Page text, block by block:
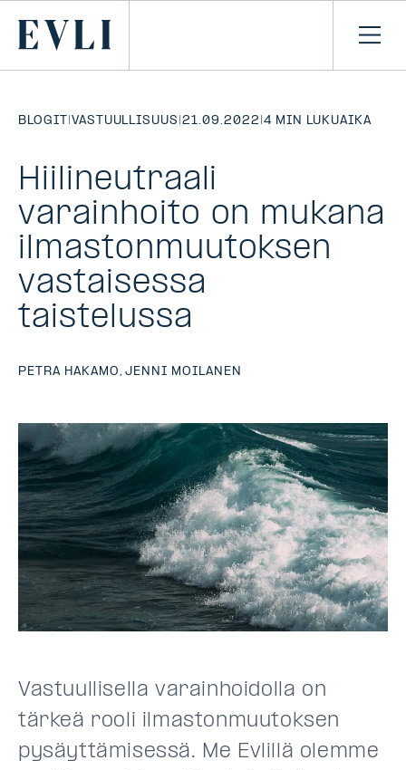
Primary
Avaa
BLOGIT |VASTUULLISUUS |21.09.2022 |4 MIN LUKUAIKA
Hiilineutraali
varainhoito on mukana
ilmastonmuutoksen
vastaisessa
taistelussa
PETRA HAKAMO,JENNI MOILANEN
Vastuullisella varainhoidolla on
tärkeä rooli ilmastonmuutoksen
pysäyttämisessä. Me Evlillä olemme